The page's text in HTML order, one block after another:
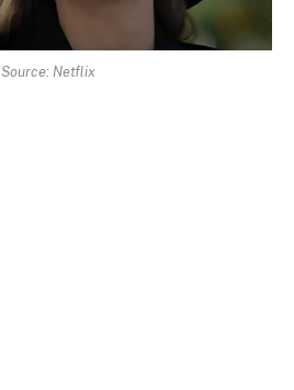
Source: Netflix